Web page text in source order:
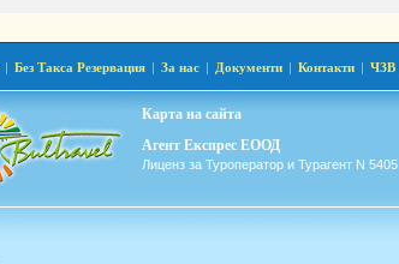
| Без Такса Резервация | За нас | Документи | Контакти | ЧЗВ
Карта на сайта
Агент Експрес ЕООД
Лиценз за Туроператор и Турагент N 5405